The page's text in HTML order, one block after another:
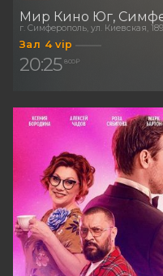
Мир Кино Юг
г. Симферополь, ул. Киевская, 189
Зал 4 vip
20:25 800 ₽